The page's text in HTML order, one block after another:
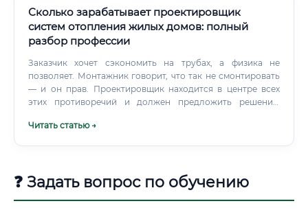
Сколько зарабатывает проектировщик
систем отопления жилых домов: полный
разбор профессии
Заказчик хочет сэкономить на трубах, а физика не
позволяет. Монтажник говорит, что так не смонтировать
— и он прав. Проектировщик находится в центре всех
этих противоречий и должен предложить решение,
Читать статью →
❓ Задать вопрос по обучению